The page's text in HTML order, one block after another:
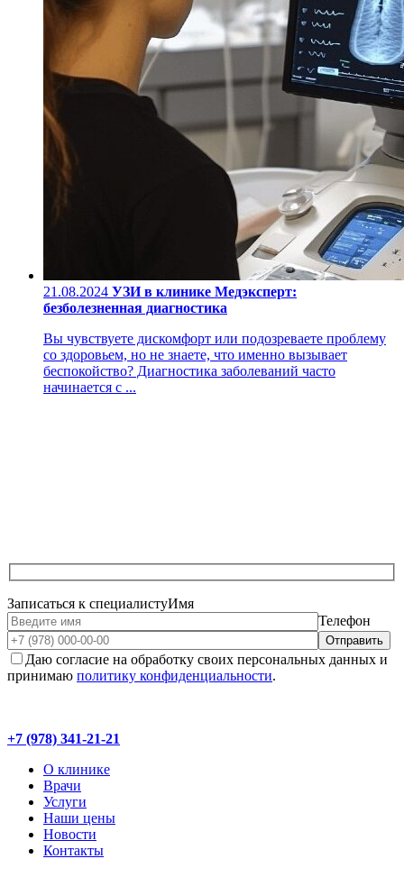
21.08.2024 УЗИ в клинике Медэксперт:
безболезненная диагностика
Вы чувствуете дискомфорт или подозреваете проблему
со здоровьем, но не знаете, что именно вызывает
беспокойство? Диагностика заболеваний часто
начинается с ...
Записаться к специалистуИмя
Телефон
Даю согласие на обработку своих персональных данных и
принимаю политику конфиденциальности.
+7 (978) 341-21-21
О клинике
Врачи
Услуги
Наши цены
Новости
Контакты